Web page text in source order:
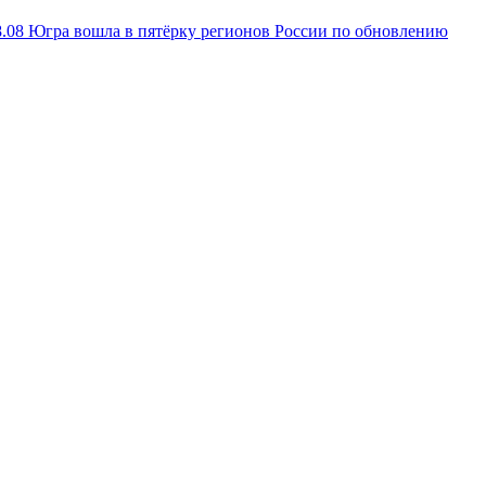
Югра вошла в пятёрку регионов России по обновлению